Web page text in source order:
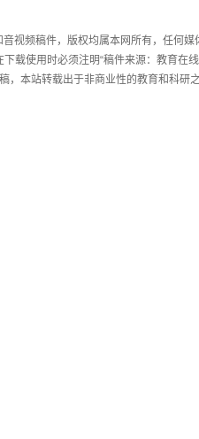
视频稿件，版权均属本网所有，任何
载使用时必须注明“稿件来源：教育在线
本站转载出于非商业性的教育和科研